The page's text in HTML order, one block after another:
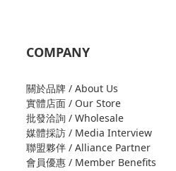
COMPANY
關於品牌 / About Us
實體店面 / Our Store
批發洽詢 / Wholesale
媒體採訪 / Media Interview
聯盟夥伴 / Alliance Partner
會員優惠 / Member Benefits